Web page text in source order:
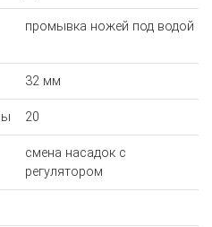
промывка ножей под водой
32 мм
20
смена насадок с
регулятором